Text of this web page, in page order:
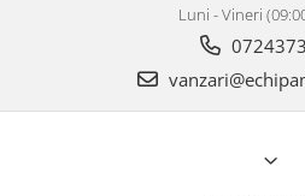
Luni - Vineri